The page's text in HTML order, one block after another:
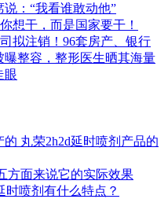
：“我看谁敢动他”
想干，而是国家要干！
拟注销！96套房产、银行
整容，整形医生晒其海量
眼
丸荣2h2d延时喷剂产品的
方面来说它的实际效果
时喷剂有什么特点？